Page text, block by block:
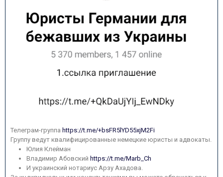
Телеграм-группа https://t.me/+bsFR5lYD55xjM2Fi
Группу ведут квалифицированные немецкие юристы и адвокаты.
Юлия Клейман
Владимир Абовский https://t.me/Marb_Ch
И украинский нотариус Арзу Ахадова.